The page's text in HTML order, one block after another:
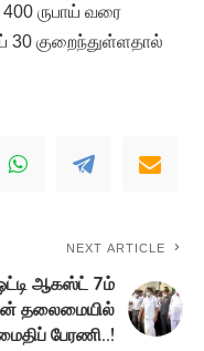
ருபாய் வரை
30 குறைந்துள்ளதால்
NEXT ARTICLE
ஆகஸ்ட் 7ம்
தலைமையில்
பேரணி..!